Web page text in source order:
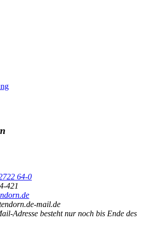
64-0
421
mail.de
Adresse besteht nur noch bis Ende des